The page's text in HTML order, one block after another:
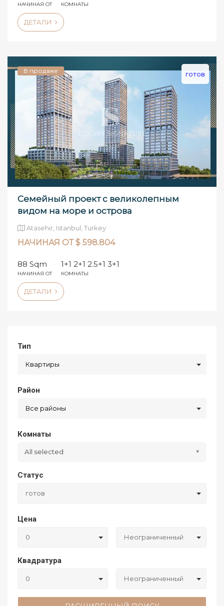
НАЧИНАЯ ОТ КОМНАТЫ
ДЕТАЛИ
В продаже готов
Семейный проект с великолепным
видом на море и острова
Atasehir, Istanbul, Turkey
НАЧИНАЯ ОТ $ 598.804
88 Sqm
НАЧИНАЯ ОТ
1+1 2+1 2.5+1 3+1
КОМНАТЫ
ДЕТАЛИ
Тип
Квартиры
Район
Все районы
Комнаты
All selected
Статус
готов
Цена
0 Неограниченный
Квадратура
0 Неограниченный